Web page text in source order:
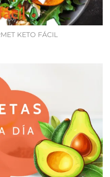
KETO FÁCIL